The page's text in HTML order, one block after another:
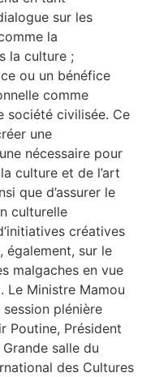
sur les
la
la culture ;
ou un bénéfice
comme
société civilisée. Ce
une
nécessaire pour
culture et de l’art
que d’assurer le
culturelle
créatives
également, sur le
malgaches en vue
Le Ministre Mamou
plénière
Poutine, Président
salle du
des Cultures